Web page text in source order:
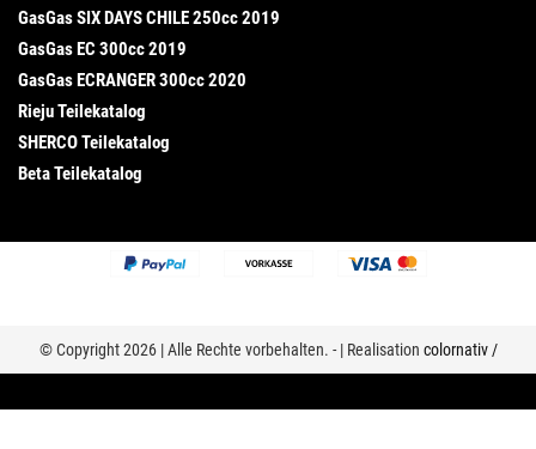
GasGas SIX DAYS CHILE 250cc 2019
GasGas EC 300cc 2019
GasGas ECRANGER 300cc 2020
Rieju Teilekatalog
SHERCO Teilekatalog
Beta Teilekatalog
© Copyright 2026 | Alle Rechte vorbehalten. - | Realisation colornativ /